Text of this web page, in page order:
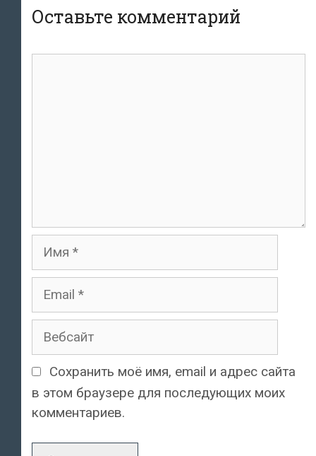
Оставьте комментарий
Имя
Email
Вебсайт
Сохранить моё имя, email и адрес сайта
в этом браузере для последующих моих
комментариев.